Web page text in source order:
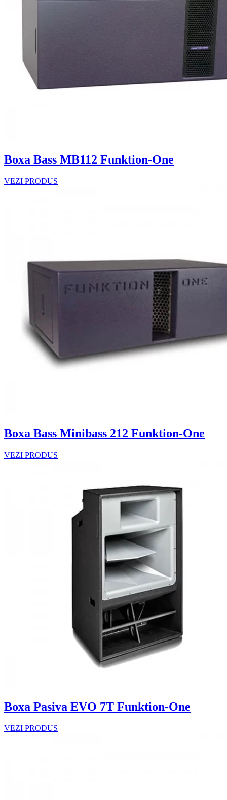
Boxa Bass MB112 Funktion-One
VEZI PRODUS
Boxa Bass Minibass 212 Funktion-One
VEZI PRODUS
Boxa Pasiva EVO 7T Funktion-One
VEZI PRODUS